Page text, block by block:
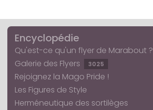
Encyclopédie
Qu'est-ce qu'un flyer de Marabout ?
Galerie des Flyers
3025
Rejoignez la Mago Pride !
Les Figures de Style
Herméneutique des sortilèges